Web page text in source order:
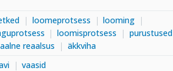
loomeprotsess
looming
loomisprotsess
purustused
reaalsus
äkkviha
vaasid